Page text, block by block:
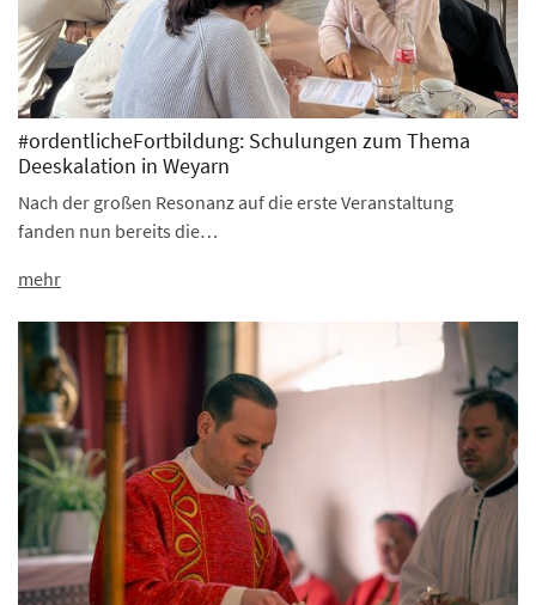
#ordentlicheFortbildung: Schulungen zum Thema
Deeskalation in Weyarn
Nach der großen Resonanz auf die erste Veranstaltung
fanden nun bereits die…
mehr